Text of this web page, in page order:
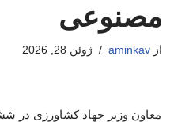
مصنوعی
از aminkav ژوئن 28, 2026
معاون وزیر جهاد کشاورزی در